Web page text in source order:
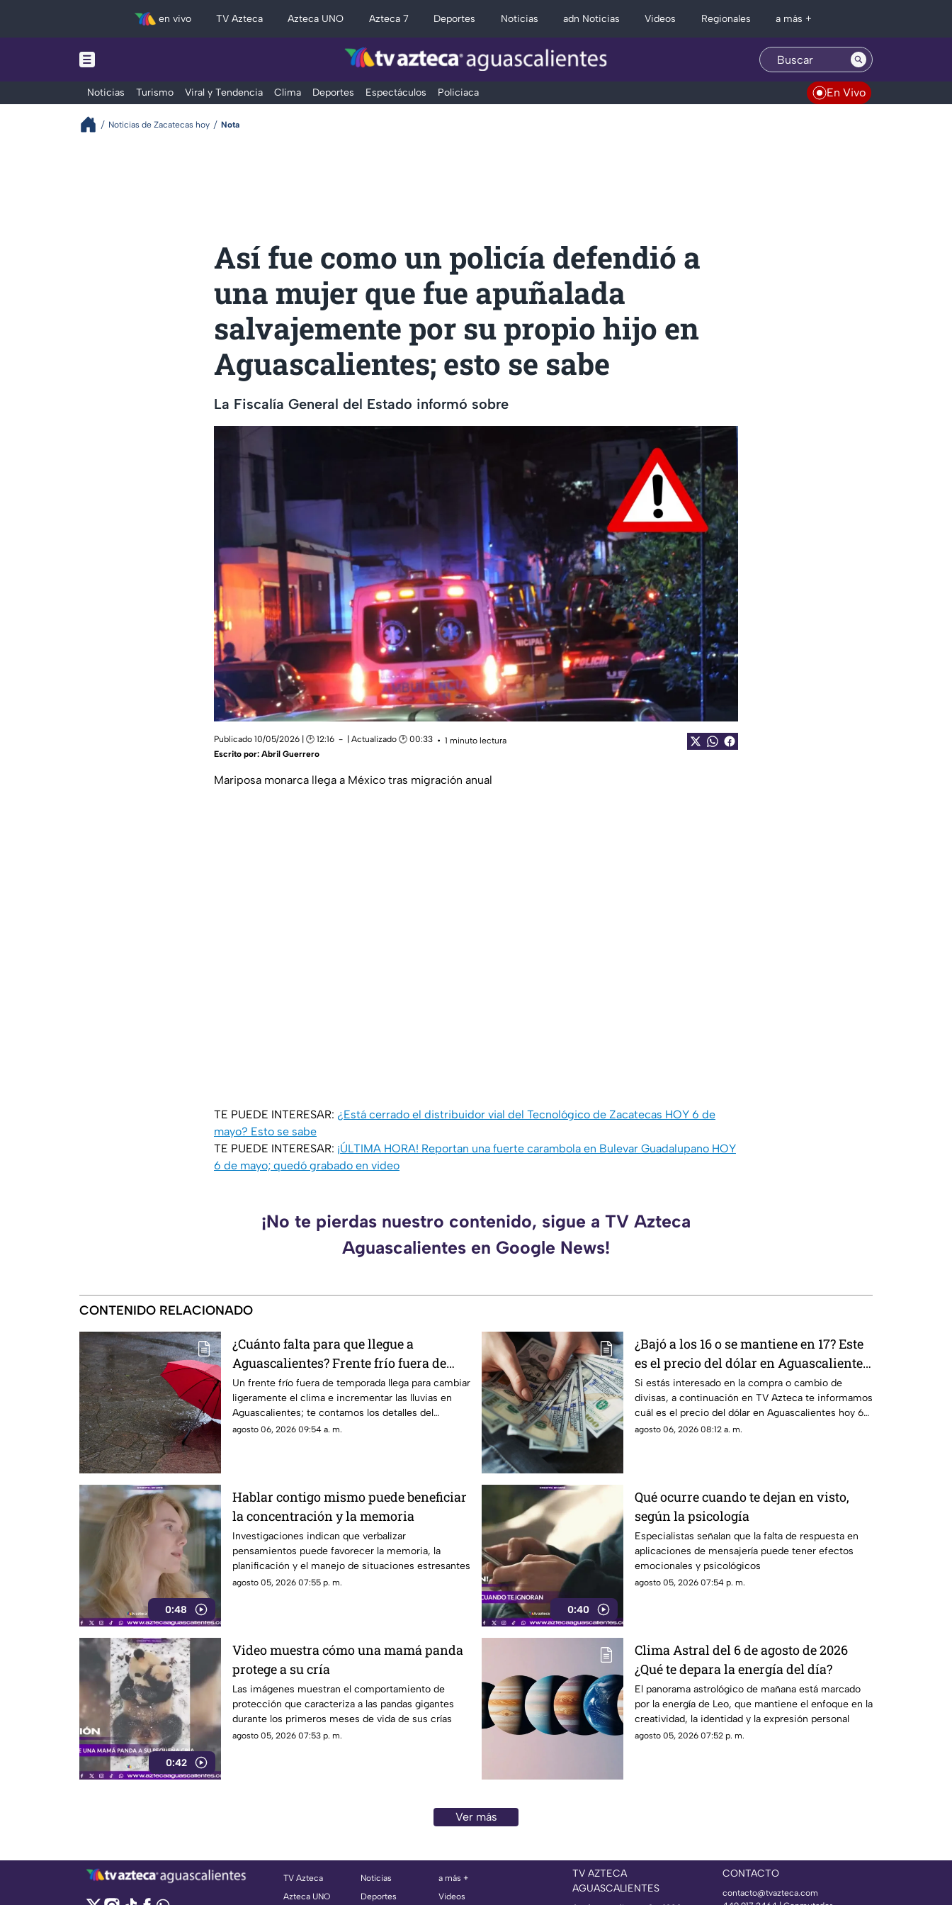
en vivo TV Azteca Azteca UNO Azteca 7 Deportes Noticias adn Noticias Videos Regionales a más +
Noticias Turismo Viral y Tendencia Clima Deportes Espectáculos Policiaca En Vivo
Noticias de Zacatecas hoy Nota
Así fue como un policía defendió a
una mujer que fue apuñalada
salvajemente por su propio hijo en
Aguascalientes; esto se sabe
La Fiscalía General del Estado informó sobre
Publicado 10/05/2026 | 🕑 12:16 | Actualizado 🕑 00:33
1 minuto lectura
Escrito por: Abril Guerrero
Mariposa monarca llega a México tras migración anual
TE PUEDE INTERESAR: ¿Está cerrado el distribuidor vial del Tecnológico de Zacatecas HOY 6 de
mayo? Esto se sabe
TE PUEDE INTERESAR: ¡ÚLTIMA HORA! Reportan una fuerte carambola en Bulevar Guadalupano HOY
6 de mayo; quedó grabado en video
¡No te pierdas nuestro contenido, sigue a TV Azteca
Aguascalientes en Google News!
CONTENIDO RELACIONADO
¿Cuánto falta para que llegue a
Aguascalientes? Frente frío fuera de
temporada afectará en agosto 2026
Un frente frío fuera de temporada llega para cambiar
ligeramente el clima e incrementar las lluvias en
Aguascalientes; te contamos los detalles del
pronóstico
agosto 06, 2026 09:54 a. m.
¿Bajó a los 16 o se mantiene en 17? Este
es el precio del dólar en Aguascalientes
hoy 6 de agosto de 2026
Si estás interesado en la compra o cambio de
divisas, a continuación en TV Azteca te informamos
cuál es el precio del dólar en Aguascalientes hoy 6
de agosto
agosto 06, 2026 08:12 a. m.
0:48
Hablar contigo mismo puede beneficiar
la concentración y la memoria
Investigaciones indican que verbalizar
pensamientos puede favorecer la memoria, la
planificación y el manejo de situaciones estresantes
agosto 05, 2026 07:55 p. m.
0:40
Qué ocurre cuando te dejan en visto,
según la psicología
Especialistas señalan que la falta de respuesta en
aplicaciones de mensajería puede tener efectos
emocionales y psicológicos
agosto 05, 2026 07:54 p. m.
0:42
Video muestra cómo una mamá panda
protege a su cría
Las imágenes muestran el comportamiento de
protección que caracteriza a las pandas gigantes
durante los primeros meses de vida de sus crías
agosto 05, 2026 07:53 p. m.
Clima Astral del 6 de agosto de 2026
¿Qué te depara la energía del día?
El panorama astrológico de mañana está marcado
por la energía de Leo, que mantiene el enfoque en la
creatividad, la identidad y la expresión personal
agosto 05, 2026 07:52 p. m.
Ver más
TV Azteca
Azteca UNO
Noticias
Deportes
a más +
Videos
TV AZTECA
AGUASCALIENTES
CONTACTO
contacto@tvazteca.com